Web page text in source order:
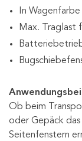
In
Max. Traglast
Ob beim
oder Gepäck
Seitenfenstern